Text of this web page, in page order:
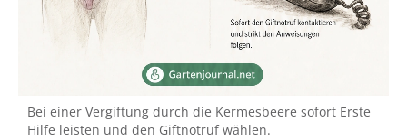
Bei einer Vergiftung durch die Kermesbeere sofort Erste
Hilfe leisten und den Giftnotruf wählen.